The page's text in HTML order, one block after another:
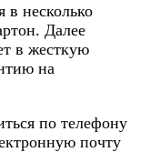
в несколько
Далее
в жесткую
на
по телефону
почту